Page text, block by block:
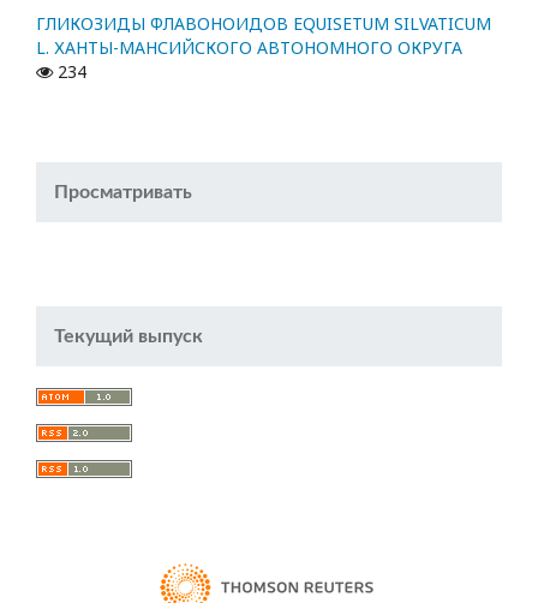
ГЛИКОЗИДЫ ФЛАВОНОИДОВ EQUISETUM SILVATICUM
L. ХАНТЫ-МАНСИЙСКОГО АВТОНОМНОГО ОКРУГА
234
Просматривать
Текущий выпуск